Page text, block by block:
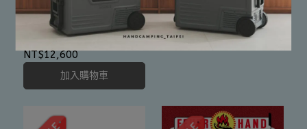
PETROMAX 煤油汽化燈
【500HK】
NT$12,600
加入購物車
NT$135
加入購物車